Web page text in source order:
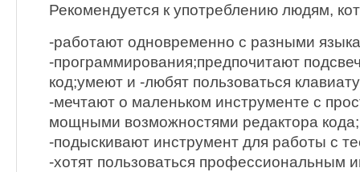
Рекомендуется к употреблению людям,
-работают одновременно с разными
-программирования;предпочитают
код;умеют и -любят пользоваться
-мечтают о маленьком инструменте с
мощными возможностями редактора кода;
-подыскивают инструмент для работы с
-хотят пользоваться профессиональным